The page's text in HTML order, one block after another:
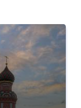
событий не
1945: чего
всем нам?